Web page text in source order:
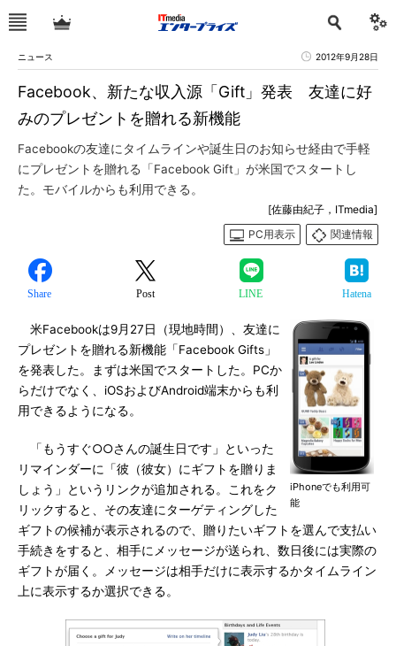
ニュース 2012年9月28日
Facebook、新たな収入源「Gift」発表 友達に好
みのプレゼントを贈れる新機能
Facebookの友達にタイムラインや誕生日のお知らせ経由で手軽
にプレゼントを贈れる「Facebook Gift」が米国でスタートし
た。モバイルからも利用できる。
[佐藤由紀子，ITmedia]
PC用表示
関連情報
Share Post LINE Hatena
iPhoneでも利用可
能
米Facebookは9月27日（現地時間）、友達に
プレゼントを贈れる新機能「Facebook Gifts」
を発表した。まずは米国でスタートした。PCか
らだけでなく、iOSおよびAndroid端末からも利
用できるようになる。
「もうすぐ○○さんの誕生日です」といった
リマインダーに「彼（彼女）にギフトを贈りま
しょう」というリンクが追加される。これをク
リックすると、その友達にターゲティングした
ギフトの候補が表示されるので、贈りたいギフトを選んで支払い
手続きをすると、相手にメッセージが送られ、数日後には実際の
ギフトが届く。メッセージは相手だけに表示するかタイムライン
上に表示するか選択できる。